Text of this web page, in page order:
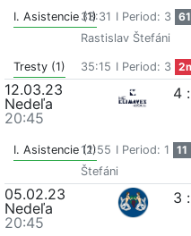
I. Asistencie (1)33:31 I Period: 3 61
Rastislav Štefáni
Tresty (1) 35:15 I Period: 3
12.03.23
Nedeľa
20:45
4 :
I. Asistencie (1)12:55 I Period: 1 11
Štefáni
05.02.23
Nedeľa
20:45
3 :